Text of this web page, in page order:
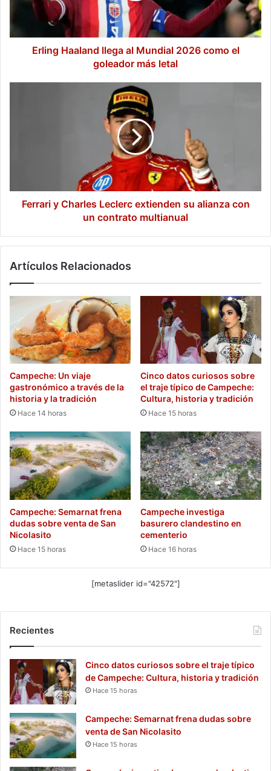
el
goleador
Erling Haaland llega al Mundial 2026 como el
goleador más letal
un
contrato
Ferrari y Charles Leclerc extienden su alianza con
un contrato multianual
Artículos Relacionados
Campeche: Un viaje
gastronómico a través de la
historia y la tradición
Hace 14 horas
Cinco datos curiosos sobre
el traje típico de Campeche:
Cultura, historia y tradición
Hace 15 horas
Campeche: Semarnat frena
dudas sobre venta de San
Nicolasito
Hace 15 horas
Campeche investiga
basurero clandestino en
cementerio
Hace 16 horas
[metaslider id="42572"]
Recientes
Cinco datos curiosos sobre el traje típico
de Campeche: Cultura, historia y tradición
Hace 15 horas
Campeche: Semarnat frena dudas sobre
venta de San Nicolasito
Hace 15 horas